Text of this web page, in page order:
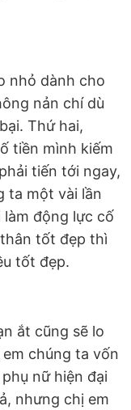
nhỏ dành cho
nản chí dù
Thứ hai,
tiền mình kiếm
tiến tới ngay,
ta một vài lần
động lực cố
tốt đẹp thì
tốt đẹp.
ắt cũng sẽ lo
chúng ta vốn
nữ hiện đại
nhưng chị em